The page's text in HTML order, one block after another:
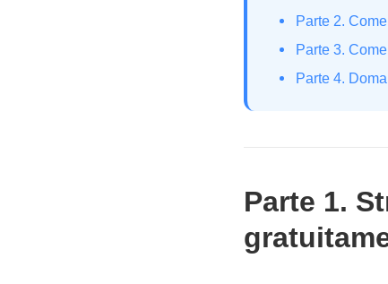
Parte 2.
Parte 3.
Parte 4.
Parte 1.